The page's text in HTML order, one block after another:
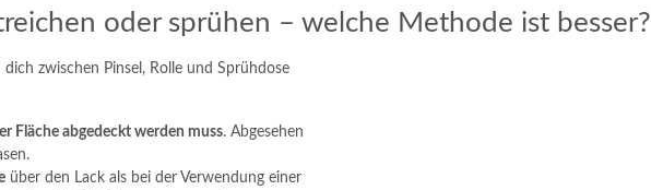
oder sprühen – welche Methode ist besser?
zwischen Pinsel, Rolle und Sprühdose
Fläche abgedeckt werden muss. Abgesehen
über den Lack als bei der Verwendung einer